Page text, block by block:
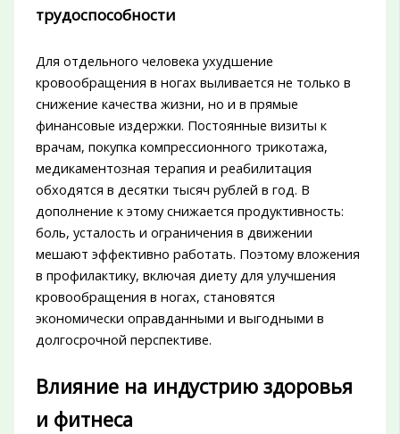
трудоспособности
Для отдельного человека ухудшение
кровообращения в ногах выливается не только в
снижение качества жизни, но и в прямые
финансовые издержки. Постоянные визиты к
врачам, покупка компрессионного трикотажа,
медикаментозная терапия и реабилитация
обходятся в десятки тысяч рублей в год. В
дополнение к этому снижается продуктивность:
боль, усталость и ограничения в движении
мешают эффективно работать. Поэтому вложения
в профилактику, включая диету для улучшения
кровообращения в ногах, становятся
экономически оправданными и выгодными в
долгосрочной перспективе.
Влияние на индустрию здоровья
и фитнеса